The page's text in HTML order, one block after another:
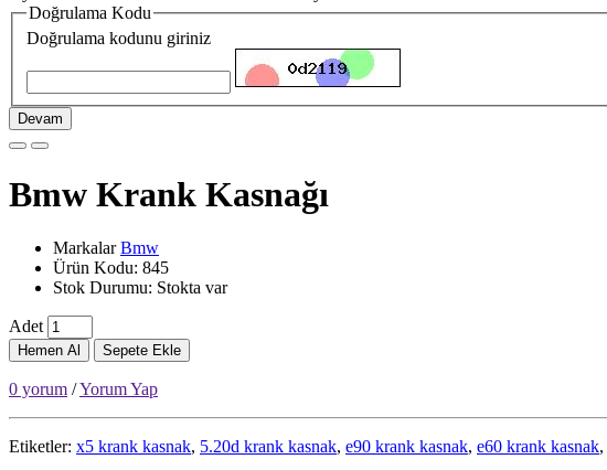
Doğrulama Kodu
Doğrulama kodunu giriniz
Devam
Bmw Krank Kasnağı
MarkalarBmw
Ürün Kodu: 845
Stok Durumu: Stokta var
Adet
Hemen Al Sepete Ekle
0 yorum /Yorum Yap
Etiketler: x5 krank kasnak, 5.20d krank kasnak, e90 krank kasnak, e60 krank kasnak,